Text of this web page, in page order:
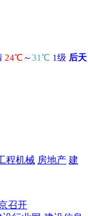
程机械 房地产 建